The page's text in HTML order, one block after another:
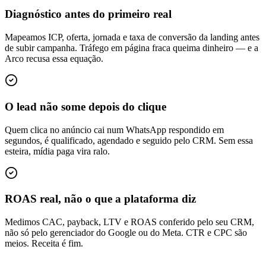
Diagnóstico antes do primeiro real
Mapeamos ICP, oferta, jornada e taxa de conversão da landing antes
de subir campanha. Tráfego em página fraca queima dinheiro — e a
Arco recusa essa equação.
O lead não some depois do clique
Quem clica no anúncio cai num WhatsApp respondido em
segundos, é qualificado, agendado e seguido pelo CRM. Sem essa
esteira, mídia paga vira ralo.
ROAS real, não o que a plataforma diz
Medimos CAC, payback, LTV e ROAS conferido pelo seu CRM,
não só pelo gerenciador do Google ou do Meta. CTR e CPC são
meios. Receita é fim.